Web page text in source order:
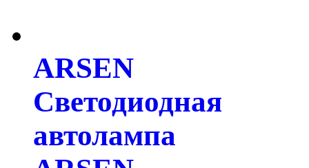
ARSEN
Светодиодная
автолампа